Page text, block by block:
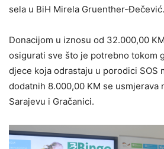
sela u BiH Mirela Gruenther-Đečević.
Donacijom u iznosu od 32.000,00
osigurati sve što je potrebno tokom
djece koja odrastaju u porodici SOS
dodatnih 8.000,00 KM se usmjerava
Sarajevu i Gračanici.